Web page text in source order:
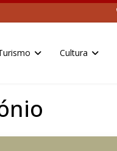
Cultura